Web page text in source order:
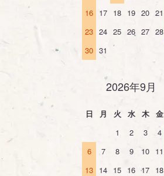
16 17 18 19 20 21
23 24 25 26 27 28
30 31
2026年9月
日 月 火 水 木 金
1
2 3 4
6
7 8 9 10 11
13 14 15 16 17 18